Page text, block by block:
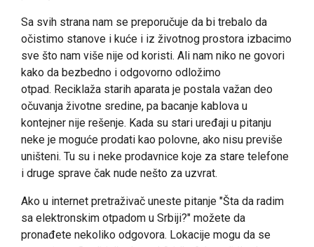
Sa svih strana nam se preporučuje da bi trebalo da
očistimo stanove i kuće i iz životnog prostora izbacimo
sve što nam više nije od koristi. Ali nam niko ne govori
kako da bezbedno i odgovorno odložimo
otpad. Reciklaža starih aparata je postala važan deo
očuvanja životne sredine, pa bacanje kablova u
kontejner nije rešenje. Kada su stari uređaji u pitanju
neke je moguće prodati kao polovne, ako nisu previše
uništeni. Tu su i neke prodavnice koje za stare telefone
i druge sprave čak nude nešto za uzvrat.
Ako u internet pretraživač uneste pitanje "Šta da radim
sa elektronskim otpadom u Srbiji?" možete da
pronađete nekoliko odgovora. Lokacije mogu da se